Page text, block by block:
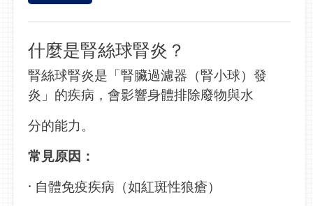
什麼是腎絲球腎炎？
腎絲球腎炎是「腎臟過濾器（腎小球）發
炎」的疾病，會影響身體排除廢物與水
分的能力。
常見原因：
· 自體免疫疾病（如紅斑性狼瘡）